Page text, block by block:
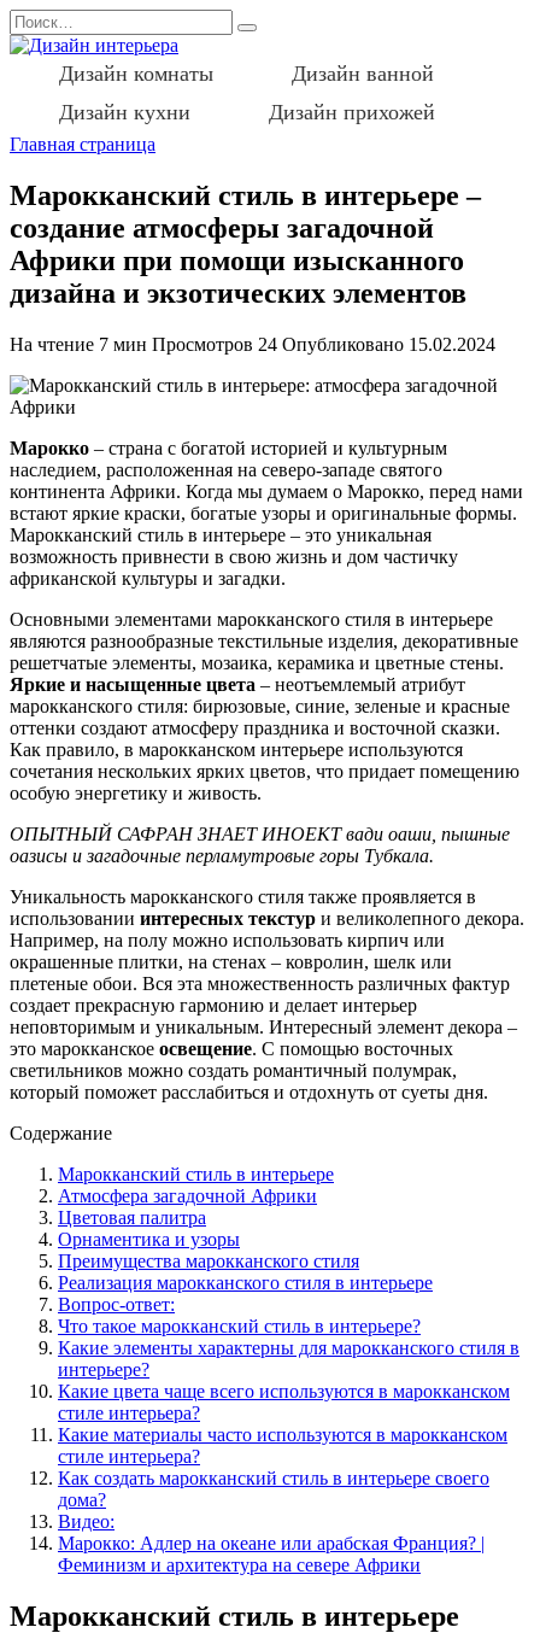
Перейти
к
содержанию
Search
for:
Дизайн комнаты
Дизайн ванной
Дизайн кухни
Дизайн прихожей
Главная страница
Марокканский стиль в интерьере –
создание атмосферы загадочной
Африки при помощи изысканного
дизайна и экзотических элементов
На чтение 7 мин Просмотров 24 Опубликовано 15.02.2024
Марокко – страна с богатой историей и культурным
наследием, расположенная на северо-западе святого
континента Африки. Когда мы думаем о Марокко, перед нами
встают яркие краски, богатые узоры и оригинальные формы.
Марокканский стиль в интерьере – это уникальная
возможность привнести в свою жизнь и дом частичку
африканской культуры и загадки.
Основными элементами марокканского стиля в интерьере
являются разнообразные текстильные изделия, декоративные
решетчатые элементы, мозаика, керамика и цветные стены.
Яркие и насыщенные цвета – неотъемлемый атрибут
марокканского стиля: бирюзовые, синие, зеленые и красные
оттенки создают атмосферу праздника и восточной сказки.
Как правило, в марокканском интерьере используются
сочетания нескольких ярких цветов, что придает помещению
особую энергетику и живость.
ОПЫТНЫЙ САФРАН ЗНАЕТ ИНОЕКТ вади оаши, пышные
оазисы и загадочные перламутровые горы Тубкала.
Уникальность марокканского стиля также проявляется в
использовании интересных текстур и великолепного декора.
Например, на полу можно использовать кирпич или
окрашенные плитки, на стенах – ковролин, шелк или
плетеные обои. Вся эта множественность различных фактур
создает прекрасную гармонию и делает интерьер
неповторимым и уникальным. Интересный элемент декора –
это марокканское освещение. С помощью восточных
светильников можно создать романтичный полумрак,
который поможет расслабиться и отдохнуть от суеты дня.
Содержание
Марокканский стиль в интерьере
Атмосфера загадочной Африки
Цветовая палитра
Орнаментика и узоры
Преимущества марокканского стиля
Реализация марокканского стиля в интерьере
Вопрос-ответ:
Что такое марокканский стиль в интерьере?
Какие элементы характерны для марокканского стиля в
интерьере?
Какие цвета чаще всего используются в марокканском
стиле интерьера?
Какие материалы часто используются в марокканском
стиле интерьера?
Как создать марокканский стиль в интерьере своего
дома?
Видео:
Марокко: Адлер на океане или арабская Франция? |
Феминизм и архитектура на севере Африки
Марокканский стиль в интерьере